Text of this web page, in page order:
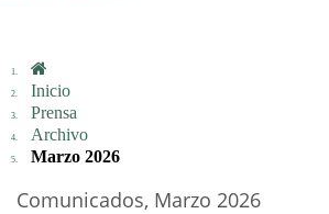
Inicio
Prensa
Archivo
Marzo 2026
Comunicados, Marzo 2026